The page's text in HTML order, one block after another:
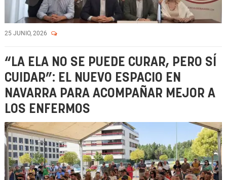
25 JUNIO, 2026
“LA ELA NO SE PUEDE CURAR, PERO SÍ
CUIDAR”: EL NUEVO ESPACIO EN
NAVARRA PARA ACOMPAÑAR MEJOR A
LOS ENFERMOS